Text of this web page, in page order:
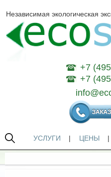
Независимая экологическая
+7
+7
УСЛУГИ | ЦЕНЫ |